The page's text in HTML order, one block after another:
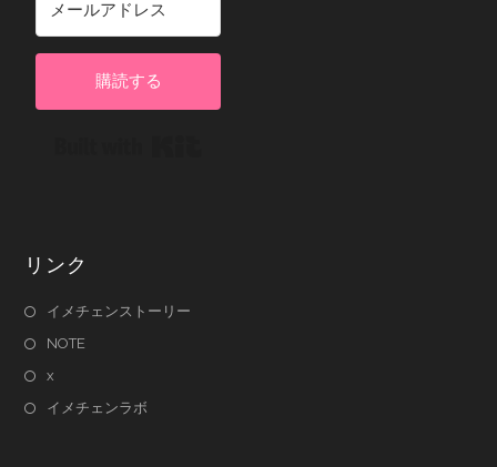
購読する
リンク
イメチェンストーリー
NOTE
x
イメチェンラボ